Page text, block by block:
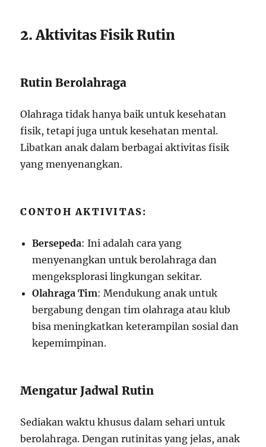
2. Aktivitas Fisik Rutin
Rutin Berolahraga
Olahraga tidak hanya baik untuk kesehatan
fisik, tetapi juga untuk kesehatan mental.
Libatkan anak dalam berbagai aktivitas fisik
yang menyenangkan.
CONTOH AKTIVITAS:
Bersepeda: Ini adalah cara yang
menyenangkan untuk berolahraga dan
mengeksplorasi lingkungan sekitar.
Olahraga Tim: Mendukung anak untuk
bergabung dengan tim olahraga atau klub
bisa meningkatkan keterampilan sosial dan
kepemimpinan.
Mengatur Jadwal Rutin
Sediakan waktu khusus dalam sehari untuk
berolahraga. Dengan rutinitas yang jelas, anak